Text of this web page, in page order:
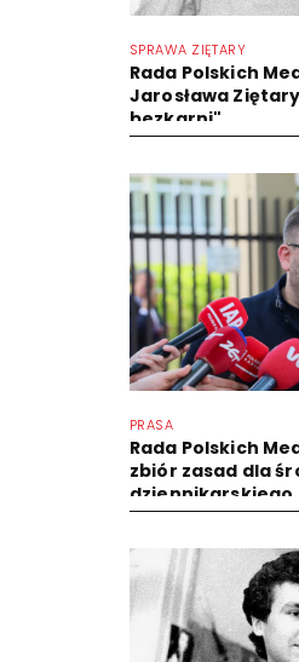
SPRAWA ZIĘTARY
Rada Polskich
Jarosława
bezkarni"
PRASA
Rada Polskich
zbiór zasad dla
dziennikarskiego